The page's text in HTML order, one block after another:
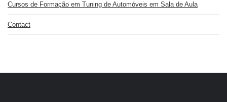
Cursos de Formação em Tuning de Automóveis em Sala de Aula
Contact